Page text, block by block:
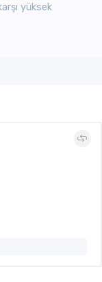
yüksek